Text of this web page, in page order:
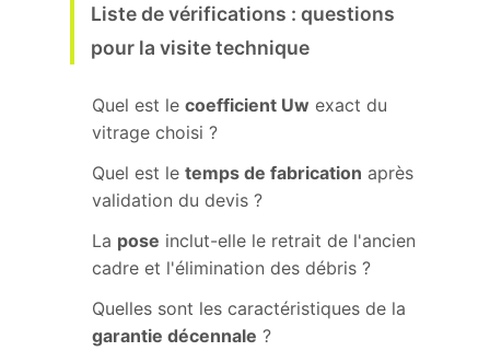
Liste de vérifications : questions
pour la visite technique
Quel est le coefficient Uw exact du
vitrage choisi ?
Quel est le temps de fabrication après
validation du devis ?
La pose inclut-elle le retrait de l'ancien
cadre et l'élimination des débris ?
Quelles sont les caractéristiques de la
garantie décennale ?